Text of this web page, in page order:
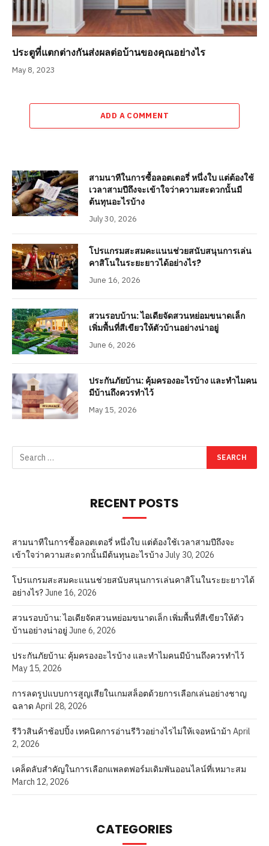
ประตูที่แตกต่างกันส่งผลต่อบ้านของคุณอย่างไร
May 8, 2023
ADD A COMMENT
สามนาทีในการซื้อลอตเตอรี่ หนึ่งใบ แต่ต้องใช้
เวลาสามปีถึงจะเข้าใจว่าความสะดวกนั้นมี
ต้นทุนอะไรบ้าง
July 30, 2026
โปรแกรมสะสมคะแนนช่วยสนับสนุนการเล่น
คาสิโนในระยะยาวได้อย่างไร?
June 16, 2026
สวนรอบบ้าน: ไอเดียจัดสวนหย่อมขนาดเล็ก
เพิ่มพื้นที่สีเขียวให้ตัวบ้านอย่างน่าอยู่
June 6, 2026
ประกันภัยบ้าน: คุ้มครองอะไรบ้าง และทำไมคน
มีบ้านถึงควรทำไว้
May 15, 2026
RECENT POSTS
สามนาทีในการซื้อลอตเตอรี่ หนึ่งใบ แต่ต้องใช้เวลาสามปีถึงจะ
เข้าใจว่าความสะดวกนั้นมีต้นทุนอะไรบ้าง July 30, 2026
โปรแกรมสะสมคะแนนช่วยสนับสนุนการเล่นคาสิโนในระยะยาวได้
อย่างไร?June 16, 2026
สวนรอบบ้าน: ไอเดียจัดสวนหย่อมขนาดเล็ก เพิ่มพื้นที่สีเขียวให้ตัว
บ้านอย่างน่าอยู่ June 6, 2026
ประกันภัยบ้าน: คุ้มครองอะไรบ้าง และทำไมคนมีบ้านถึงควรทำไว้
May 15, 2026
การลดรูปแบบการสูญเสียในเกมสล็อตด้วยการเลือกเล่นอย่างชาญ
ฉลาด April 28, 2026
รีวิวสินค้าช้อปปิ้ง เทคนิคการอ่านรีวิวอย่างไรไม่ให้เจอหน้าม้า April
2, 2026
เคล็ดลับสำคัญในการเลือกแพลตฟอร์มเดิมพันออนไลน์ที่เหมาะสม
March 12, 2026
CATEGORIES